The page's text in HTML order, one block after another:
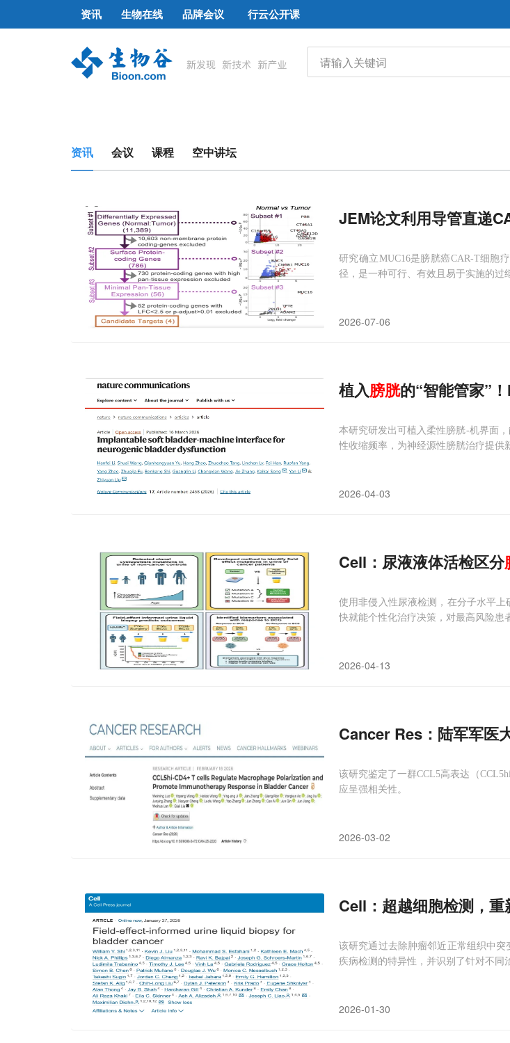
资讯 生物在线 品牌会议 行云公开课
资讯 会议 课程 空中讲坛
JEM论文利用导管直递
研究确立MUC16是膀胱癌CAR-T细
径，是一种可行、有效且易于实施的过
2026-07-06
植入膀胱的“智能管家”
本研究研发出可植入柔性膀胱-机界面
性收缩频率，为神经源性膀胱治疗提供
2026-04-03
Cell：尿液液体活检区分
使用非侵入性尿液检测，在分子水平
快就能个性化治疗决策，对最高风险患
2026-04-13
Cancer Res：陆军军医
该研究鉴定了一群CCL5高表达（
应呈强相关性。
2026-03-02
Cell：超越细胞检测，重
该研究通过去除肿瘤邻近正常组织中
疾病检测的特异性，并识别了针对不同
2026-01-30